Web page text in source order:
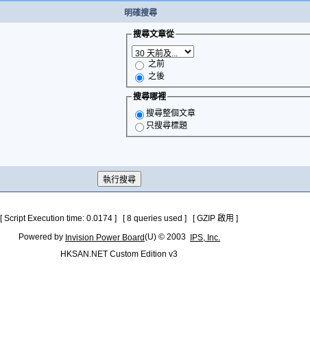
明確搜尋
搜尋文章從
之前
之後
搜尋哪裡
搜尋整個文章
只搜尋標題
[ Script Execution time: 0.0174 ] [ 8 queries used ] [ GZIP 啟用 ]
Powered by Invision Power Board(U) © 2003
IPS, Inc.
HKSAN.NET Custom Edition v3